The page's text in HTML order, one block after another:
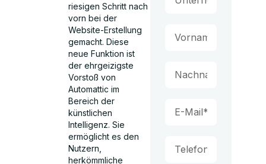
riesigen Schritt nach
vorn bei der
Website-Erstellung
gemacht. Diese
neue Funktion ist
der ehrgeizigste
Vorstoß von
Automattic im
Bereich der
künstlichen
Intelligenz. Sie
ermöglicht es den
Nutzern,
herkömmliche